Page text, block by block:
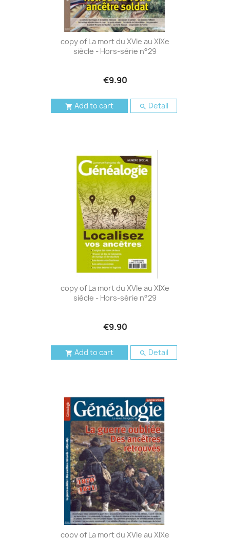
copy of La mort du XVIe au XIXe
siècle - Hors-série n°29
€9.90
 Add to cart  Detail
copy of La mort du XVIe au XIXe
siècle - Hors-série n°29
€9.90
 Add to cart  Detail
copy of La mort du XVIe au XIXe